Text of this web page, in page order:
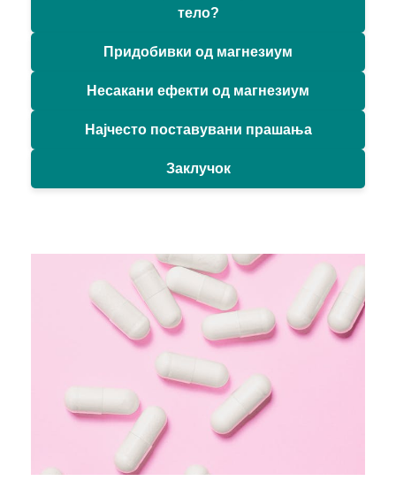
тело?
Придобивки од магнезиум
Несакани ефекти од магнезиум
Најчесто поставувани прашања
Заклучок